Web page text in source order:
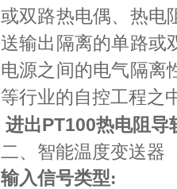
或双路热电偶、热电
送输出隔离的单路或
电源之间的电气隔离
等行业的自控工程之
进出PT100热电阻导
二、智能温度变送器
输入信号类型: